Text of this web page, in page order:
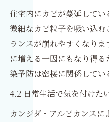
住宅内にカビが蔓延して
微細なカビ粒子を吸い込
ランスが崩れやすくなり
に増える一因にもなり得
染予防は密接に関係してい
4.2 日常生活で気を付けた
カンジダ・アルビカンスに